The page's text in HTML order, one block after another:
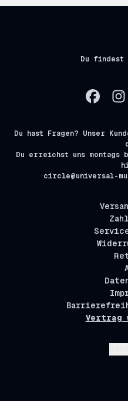
Du findest
Du hast Fragen? Unser
Du erreichst uns montags
circle@universal-
Vertrag